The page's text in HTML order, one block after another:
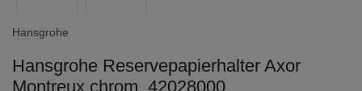
Hansgrohe
Hansgrohe Reservepapierhalter Axor
Montreux chrom, 42028000